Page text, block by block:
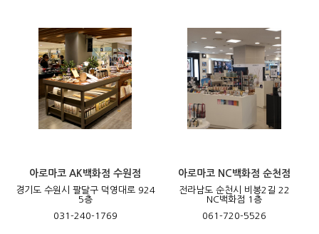
아로마코 AK백화점 수원점
경기도 수원시 팔달구 덕영대로 924
5층
031-240-1769
아로마코 NC백화점 순천점
전라남도 순천시 비봉2길 22
NC백화점 1층
061-720-5526